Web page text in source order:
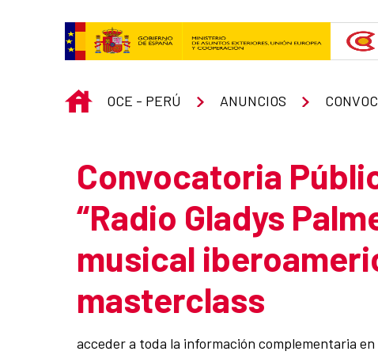
INICIO
OCE - PERÚ ANUNCIOS
Convocatoria
“Radio Gladys
musical
masterclass
acceder a toda la información complementaria